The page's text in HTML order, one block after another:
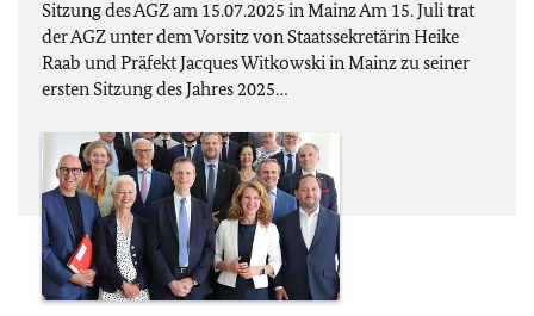
Sitzung des AGZ am 15.07.2025 in Mainz Am 15. Juli trat
der AGZ unter dem Vorsitz von Staatssekretärin Heike
Raab und Präfekt Jacques Witkowski in Mainz zu seiner
ersten Sitzung des Jahres 2025…